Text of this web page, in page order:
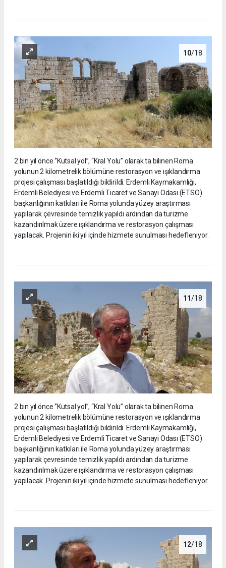
10/18
2 bin yıl önce ‘’Kutsal yol’’, “Kral Yolu” olarak ta bilinen Roma
yolunun 2 kilometrelik bölümüne restorasyon ve ışıklandırma
projesi çalışması başlatıldığı bildirildi. Erdemli Kaymakamlığı,
Erdemli Belediyesi ve Erdemli Ticaret ve Sanayi Odası (ETSO)
başkanlığının katkıları ile Roma yolunda yüzey araştırması
yapılarak çevresinde temizlik yapıldı ardından da turizme
kazandırılmak üzere ışıklandırma ve restorasyon çalışması
yapılacak. Projenin iki yıl içinde hizmete sunulması hedefleniyor.
11/18
2 bin yıl önce ‘’Kutsal yol’’, “Kral Yolu” olarak ta bilinen Roma
yolunun 2 kilometrelik bölümüne restorasyon ve ışıklandırma
projesi çalışması başlatıldığı bildirildi. Erdemli Kaymakamlığı,
Erdemli Belediyesi ve Erdemli Ticaret ve Sanayi Odası (ETSO)
başkanlığının katkıları ile Roma yolunda yüzey araştırması
yapılarak çevresinde temizlik yapıldı ardından da turizme
kazandırılmak üzere ışıklandırma ve restorasyon çalışması
yapılacak. Projenin iki yıl içinde hizmete sunulması hedefleniyor.
12/18